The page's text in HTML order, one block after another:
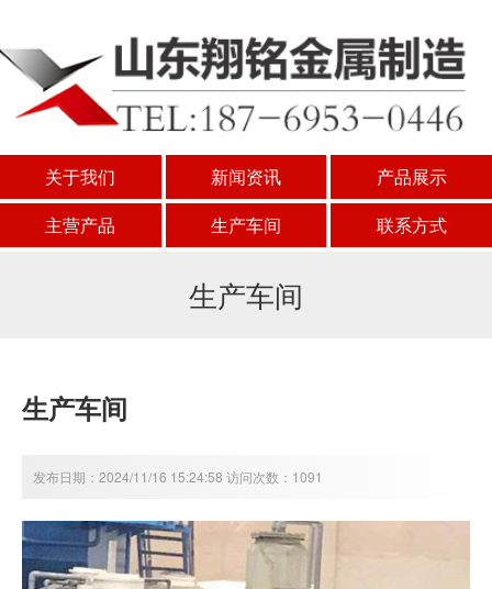
关于我们 新闻资讯
产品展示
主营产品
生产车间 联系方式
生产车间
生产车间
发布日期：2024/11/16 15:24:58 访问次数：1091